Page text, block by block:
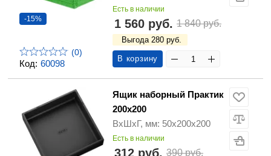
Код: 60098
-15%
(0)
Есть в наличии
1 560 руб. 1 840 руб.
Выгода 280 руб.
В корзину
Ящик наборный Практик
200х200
ВхШхГ, мм: 50x200x200
Есть в наличии
312 руб. 390 руб.